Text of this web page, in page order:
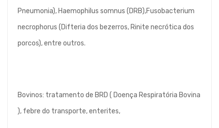
Pneumonia), Haemophilus somnus (DRB),Fusobacterium
necrophorus (Difteria dos bezerros, Rinite necrótica dos
porcos), entre outros.
Bovinos: tratamento de BRD ( Doença Respiratória Bovina
), febre do transporte, enterites,